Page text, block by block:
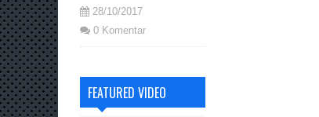
28/10/2017
0 Komentar
FEATURED VIDEO